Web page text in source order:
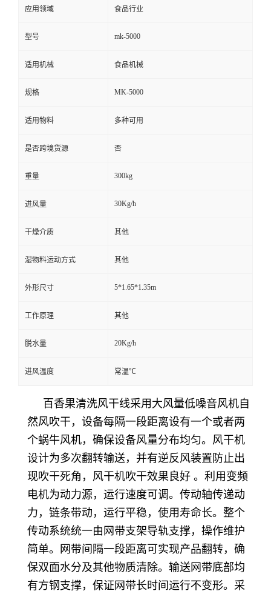
应用领域 食品行业
型号 mk-5000
适用机械 食品机械
规格 MK-5000
适用物料 多种可用
是否跨境货源 否
重量 300kg
进风量 30Kg/h
干燥介质 其他
湿物料运动方式 其他
外形尺寸 5*1.65*1.35m
工作原理 其他
脱水量 20Kg/h
进风温度 常温℃
百香果清洗风干线采用大风量低噪音风机自
然风吹干，设备每隔一段距离设有一个或者两
个蜗牛风机，确保设备风量分布均匀。风干机
设计为多次翻转输送，并有逆反风装置防止出
现吹干死角，风干机吹干效果良好 。利用变频
电机为动力源，运行速度可调。传动轴传递动
力，链条带动，运行平稳，使用寿命长。整个
传动系统统一由网带支架导轨支撑，操作维护
简单。网带间隔一段距离可实现产品翻转，确
保双面水分及其他物质清除。输送网带底部均
有方钢支撑，保证网带长时间运行不变形。采